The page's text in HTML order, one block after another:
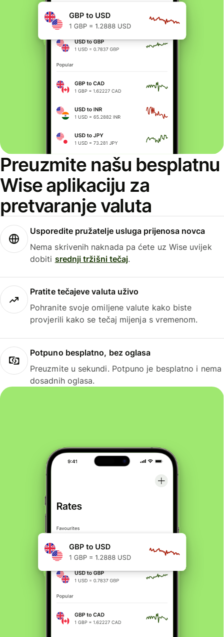
Preuzmite našu besplatnu
Wise aplikaciju za
pretvaranje valuta
Usporedite pružatelje usluga prijenosa novca
Nema skrivenih naknada pa ćete uz Wise uvijek
dobiti srednji tržišni tečaj.
Pratite tečajeve valuta uživo
Pohranite svoje omiljene valute kako biste
provjerili kako se tečaj mijenja s vremenom.
Potpuno besplatno, bez oglasa
Preuzmite u sekundi. Potpuno je besplatno i nema
dosadnih oglasa.